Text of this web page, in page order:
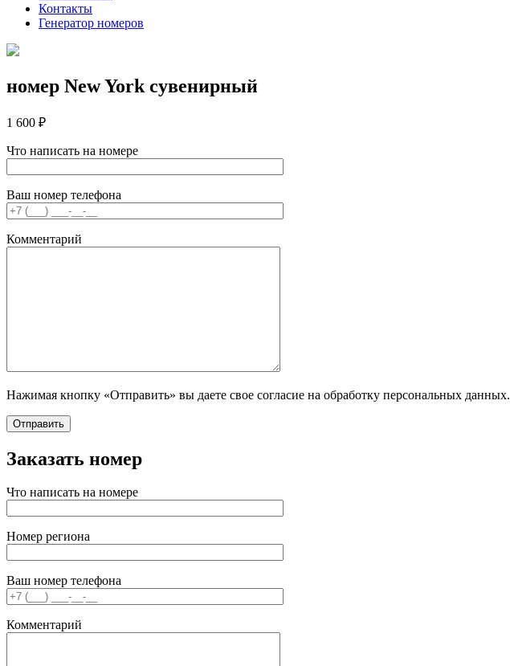
Контакты
Генератор номеров
номер New York сувенирный
1 600 ₽
Что написать на номере
Ваш номер телефона
Комментарий
Нажимая кнопку «Отправить» вы даете свое согласие на обработку персональных данных.
Заказать номер
Что написать на номере
Номер региона
Ваш номер телефона
Комментарий